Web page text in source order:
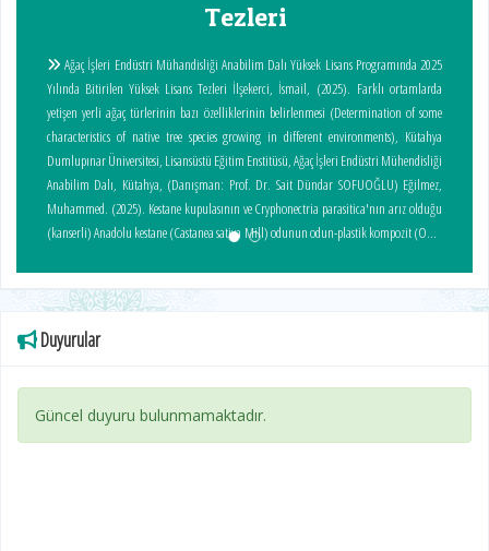
Tezleri
Ağaç İşleri Endüstri Mühandisliği Anabilim Dalı Yüksek Lisans Programında 2025
Yılında Bitirilen Yüksek Lisans Tezleri İlşekerci, İsmail, (2025). Farklı ortamlarda
yetişen yerli ağaç türlerinin bazı özelliklerinin belirlenmesi (Determination of some
characteristics of native tree species growing in different environments), Kütahya
Dumlupınar Üniversitesi, Lisansüstü Eğitim Enstitüsü, Ağaç İşleri Endüstri Mühendisliği
Anabilim Dalı, Kütahya, (Danışman: Prof. Dr. Sait Dündar SOFUOĞLU) Eğilmez,
Muhammed. (2025). Kestane kupulasının ve Cryphonectria parasitica'nın arız olduğu
(kanserli) Anadolu kestane (Castanea sativa Mill) odunun odun-plastik kompozit (OPK)
wood-plastic composite (WPC) manufacturing Kütahya Dumlupınar Üniversitesi,
Lisansüstü Eğitim Enstitüsü, Ağaç İşleri Endüstri Mühendisliği Anabilim Dalı, Kütahya,
(Danışman: Dr. Öğr. Üyesi Hüseyin YEŞİL, Ortak Danışman: Doç. Dr. İbrahim Halil
Duyurular
Güncel duyuru bulunmamaktadır.